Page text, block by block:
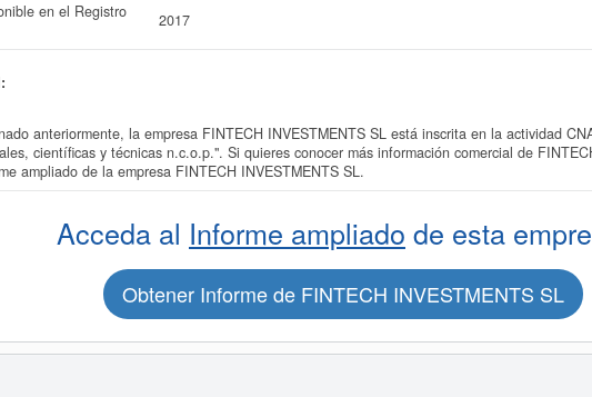
en el Registro
2017
anteriormente, la empresa FINTECH INVESTMENTS SL está inscrita en la actividad
científicas y técnicas n.c.o.p.". Si quieres conocer más información comercial de
ampliado de la empresa FINTECH INVESTMENTS SL.
Acceda al Informe ampliado de esta
Obtener Informe de FINTECH INVESTMENTS SL